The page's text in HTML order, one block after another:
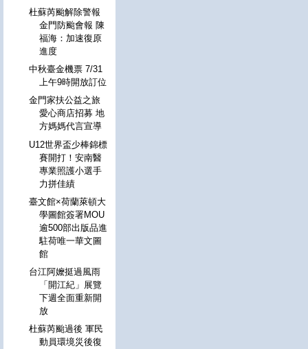
杜蘇芮颱解除警報
金門防颱會報 陳
福海：加速復原
進度
中秋臺金機票 7/31
上午9時開放訂位
金門家扶公益之旅
愛心商店招募 地
方媽媽代言宣導
U12世界盃少棒錦標
賽開打！安南醫
專業照護小選手
力拼佳績
臺文館×荷蘭萊頓大
學圖館簽署MOU
逾500部出版品進
駐荷唯一華文圖
館
台江阿嬤挺過風雨
「開江紀」展覽
下週全面重新開
放
杜蘇芮颱過後 軍民
動員環境災後復